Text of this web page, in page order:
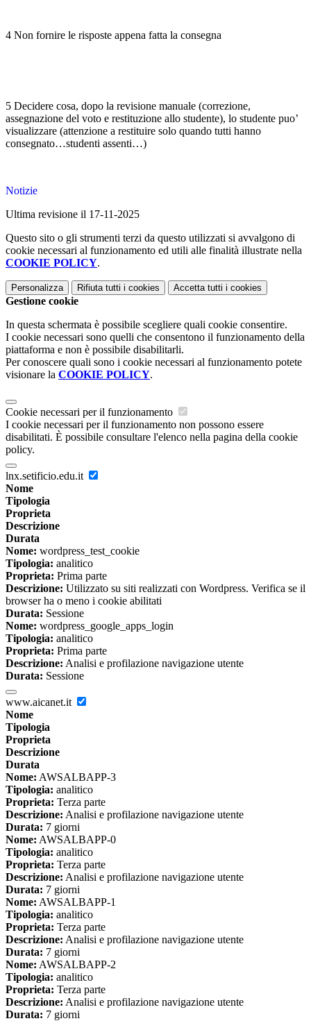
4 Non fornire le risposte appena fatta la consegna
5 Decidere cosa, dopo la revisione manuale (correzione,
assegnazione del voto e restituzione allo studente), lo studente puo’
visualizzare (attenzione a restituire solo quando tutti hanno
consegnato…studenti assenti…)
Notizie
Ultima revisione il 17-11-2025
Questo sito o gli strumenti terzi da questo utilizzati si avvalgono di
cookie necessari al funzionamento ed utili alle finalità illustrate nella
COOKIE POLICY.
Personalizza Rifiuta tutti i cookies Accetta tutti i cookies
Gestione cookie
In questa schermata è possibile scegliere quali cookie consentire.
I cookie necessari sono quelli che consentono il funzionamento della
piattaforma e non è possibile disabilitarli.
Per conoscere quali sono i cookie necessari al funzionamento potete
visionare la COOKIE POLICY.
Cookie necessari per il funzionamento
I cookie necessari per il funzionamento non possono essere
disabilitati. È possibile consultare l'elenco nella pagina della cookie
policy.
lnx.setificio.edu.it
Nome
Tipologia
Proprieta
Descrizione
Durata
Nome: wordpress_test_cookie
Tipologia: analitico
Proprieta: Prima parte
Descrizione: Utilizzato su siti realizzati con Wordpress. Verifica se il
browser ha o meno i cookie abilitati
Durata: Sessione
Nome: wordpress_google_apps_login
Tipologia: analitico
Proprieta: Prima parte
Descrizione: Analisi e profilazione navigazione utente
Durata: Sessione
www.aicanet.it
Nome
Tipologia
Proprieta
Descrizione
Durata
Nome: AWSALBAPP-3
Tipologia: analitico
Proprieta: Terza parte
Descrizione: Analisi e profilazione navigazione utente
Durata: 7 giorni
Nome: AWSALBAPP-0
Tipologia: analitico
Proprieta: Terza parte
Descrizione: Analisi e profilazione navigazione utente
Durata: 7 giorni
Nome: AWSALBAPP-1
Tipologia: analitico
Proprieta: Terza parte
Descrizione: Analisi e profilazione navigazione utente
Durata: 7 giorni
Nome: AWSALBAPP-2
Tipologia: analitico
Proprieta: Terza parte
Descrizione: Analisi e profilazione navigazione utente
Durata: 7 giorni